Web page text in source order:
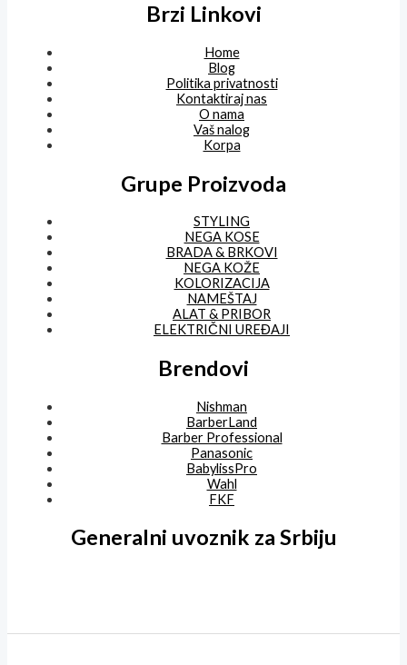
Brzi Linkovi
Home
Blog
Politika privatnosti
Kontaktiraj nas
O nama
Vaš nalog
Korpa
Grupe Proizvoda
STYLING
NEGA KOSE
BRADA & BRKOVI
NEGA KOŽE
KOLORIZACIJA
NAMEŠTAJ
ALAT & PRIBOR
ELEKTRIČNI UREĐAJI
Brendovi
Nishman
BarberLand
Barber Professional
Panasonic
BabylissPro
Wahl
FKF
Generalni uvoznik za Srbiju